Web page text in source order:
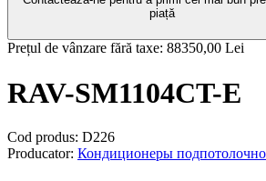
piață
Prețul de vânzare fără taxe: 88350,00 Lei
RAV-SM1104CT-E
Cod produs: D226
Producator: Кондиционеры